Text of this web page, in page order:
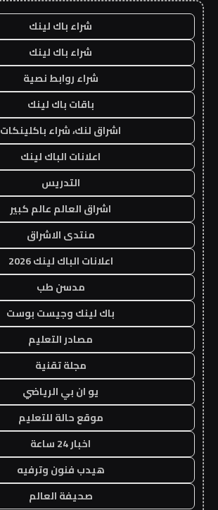
شراء باك لينك
شراء باك لينك
شراء روابط نصية
باقات باك لينك
اشراق لنك، شراء باكلينكات
اعلانات الباك لينك
التدريس
اشراق العالم عالم كبير
منتدى الاشراق
اعلانات الباك لينك 2026
مدسن طب
باك لينك وجيست بوست
مصادر التعليم
مجلة تقنية
يو ان بي الرياضي
موقع حالة للتعليم
اخبار 24 ساعة
هيدب فنون وترفيه
صحيفة العالم